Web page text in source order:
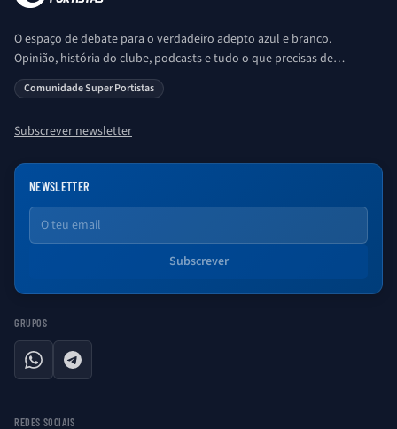
O espaço de debate para o verdadeiro adepto azul e branco.
Opinião, história do clube, podcasts e tudo o que precisas de
saber sobre o universo Porto. Ser Porto é aqui!
Comunidade Super Portistas
Subscrever newsletter
NEWSLETTER
Email
Subscrever
GRUPOS
WhatsAppTelegram
REDES SOCIAIS